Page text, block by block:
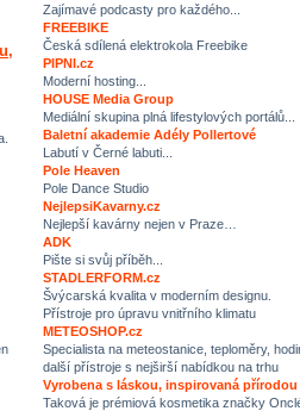
Zajímavé podcasty pro každého...
FREEBIKE
Česká sdílená elektrokola Freebike
PIPNI.cz
Moderní hosting...
HOUSE Media Group
Mediální skupina plná lifestylových portálů...
Baletní akademie Adély Pollertové
Labutí v Černé labuti...
Pole Heaven
Pole Dance Studio
NejlepsiKavarny.cz
Nejlepší kavárny nejen v Praze…
ADK
Pište si svůj příběh...
STADLERFORM.cz
Švýcarská kvalita v moderním designu.
Přístroje pro úpravu vnitřního klimatu
METEOSHOP.cz
Specialista na meteostanice, teploměry,
další přístroje s nejširší nabídkou na trhu
Vyrobena s láskou, inspirovaná přírodou
Taková je prémiová kosmetika značky